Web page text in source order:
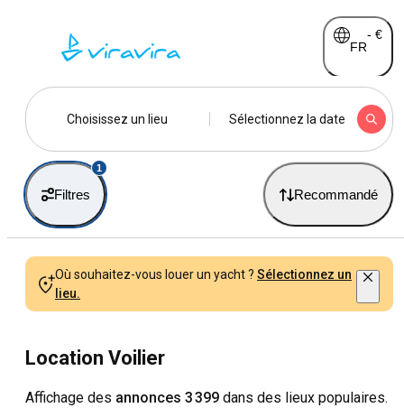
FR
- €
Choisissez un lieu Sélectionnez la date
Filtres
1
Recommandé
Où souhaitez-vous louer un yacht ? Sélectionnez un
lieu.
Location Voilier
Affichage des annonces 3 399 dans des lieux populaires.